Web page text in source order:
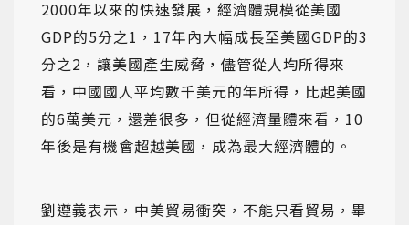
2000年以來的快速發展，經濟體規模從美國
GDP的5分之1，17年內大幅成長至美國GDP的3
分之2，讓美國產生威脅，儘管從人均所得來
看，中國國人平均數千美元的年所得，比起美國
的6萬美元，還差很多，但從經濟量體來看，10
年後是有機會超越美國，成為最大經濟體的。
劉遵義表示，中美貿易衝突，不能只看貿易，畢